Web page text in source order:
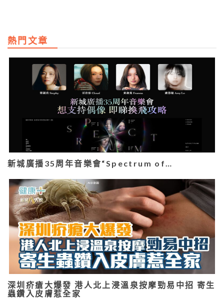
熱門文章
新城廣播35周年音樂會“Spectrum of…
深圳疥瘡大爆發 港人北上浸溫泉按摩勁易中招 寄生
蟲鑽入皮膚惹全家